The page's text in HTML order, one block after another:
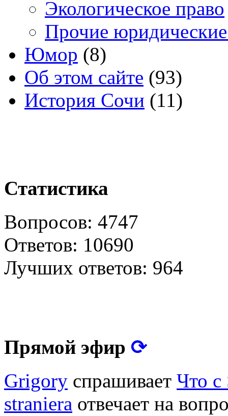
Экологическое право
Прочие
Юмор (8)
Об этом сайте (93)
История Сочи (11)
Статистика
Вопросов: 4747
Ответов: 10690
Лучших ответов: 964
Прямой эфир ⟳
Grigory спрашивает Что с
straniera отвечает на